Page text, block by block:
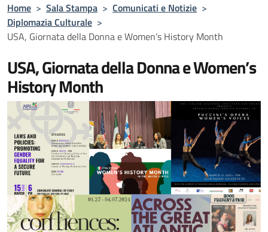
Home > Sala Stampa > Comunicati e Notizie >
Diplomazia Culturale >
USA, Giornata della Donna e Women’s History Month
USA, Giornata della Donna e Women’s
History Month